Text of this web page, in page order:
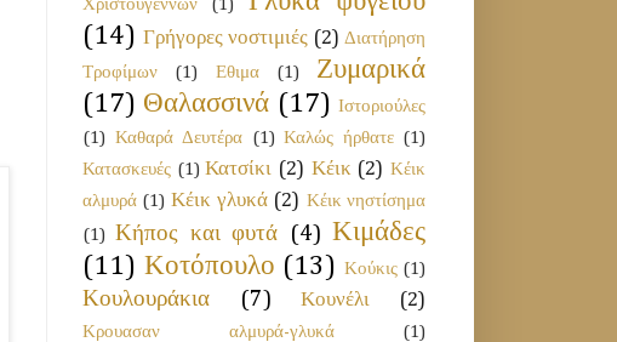
Χριστουγέννων
(1)
(14) Γρήγορες νοστιμιές (2) Διατήρηση
Τροφίμων
(1) Εθιμα (1)
Ζυμαρικά
(17) Θαλασσινά (17) Ιστοριούλες
(1) Καθαρά Δευτέρα (1) Καλώς ήρθατε (1)
Κατασκευές (1) Κατσίκι (2) Κέικ (2) Κέικ
αλμυρά (1) Κέικ γλυκά (2) Κέικ νηστίσημα
(1)
Κήπος και φυτά (4) Κιμάδες
(11) Κοτόπουλο (13) Κούκις (1)
Κουλουράκια (7) Κουνέλι (2)
Κρουασαν αλμυρά-γλυκά (1)